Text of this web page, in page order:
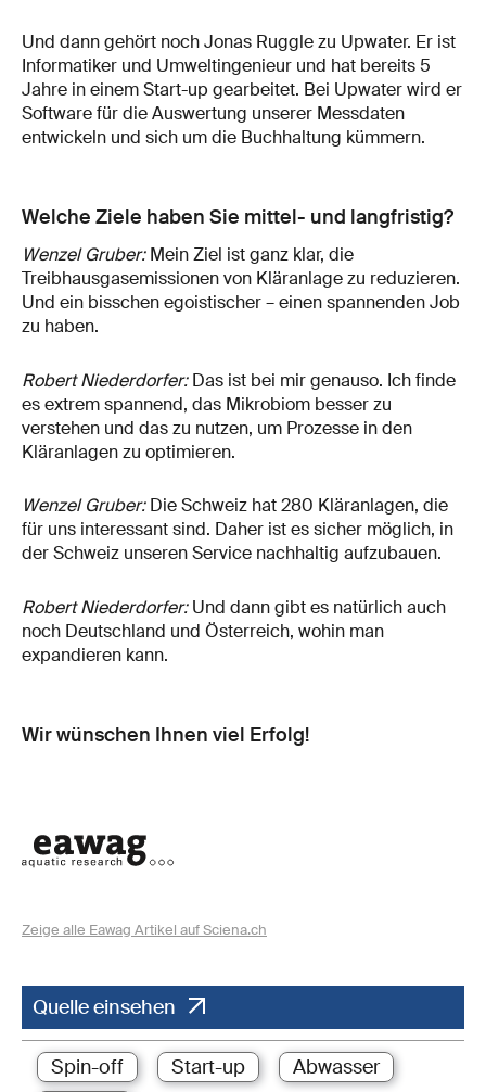
Und dann gehört noch Jonas Ruggle zu Upwater. Er ist
Informatiker und Umweltingenieur und hat bereits 5
Jahre in einem Start-up gearbeitet. Bei Upwater wird er
Software für die Auswertung unserer Messdaten
entwickeln und sich um die Buchhaltung kümmern.
Welche Ziele haben Sie mittel- und langfristig?
Wenzel Gruber:Mein Ziel ist ganz klar, die
Treibhausgasemissionen von Kläranlage zu reduzieren.
Und ein bisschen egoistischer – einen spannenden Job
zu haben.
Robert Niederdorfer:Das ist bei mir genauso. Ich finde
es extrem spannend, das Mikrobiom besser zu
verstehen und das zu nutzen, um Prozesse in den
Kläranlagen zu optimieren.
Wenzel Gruber:Die Schweiz hat 280 Kläranlagen, die
für uns interessant sind. Daher ist es sicher möglich, in
der Schweiz unseren Service nachhaltig aufzubauen.
Robert Niederdorfer:Und dann gibt es natürlich auch
noch Deutschland und Österreich, wohin man
expandieren kann.
Wir wünschen Ihnen viel Erfolg!
Zeige alle Eawag Artikel auf Sciena.ch
Quelle einsehen
Spin-off Start-up
Abwasser